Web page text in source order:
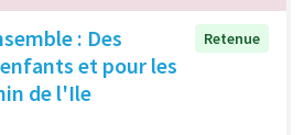
: Des
et pour les
de l'Ile
Retenue